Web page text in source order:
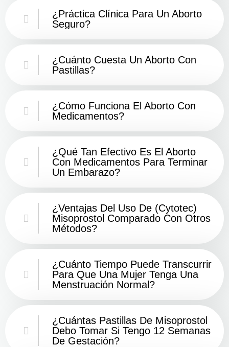
¿Práctica Clínica Para Un Aborto
Seguro?
¿Cuánto Cuesta Un Aborto Con
Pastillas?
¿Cómo Funciona El Aborto Con
Medicamentos?
¿Qué Tan Efectivo Es El Aborto
Con Medicamentos Para Terminar
Un Embarazo?
¿Ventajas Del Uso De (Cytotec)
Misoprostol Comparado Con Otros
Métodos?
¿Cuánto Tiempo Puede Transcurrir
Para Que Una Mujer Tenga Una
Menstruación Normal?
¿Cuántas Pastillas De Misoprostol
Debo Tomar Si Tengo 12 Semanas
De Gestación?